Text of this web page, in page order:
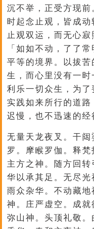
沉不举，正受方现
时起念止观，皆成
止观双运，而无心
「如如不动，了了
平等的境界。以拔苦
生，而心里没有一
利乐一切众生，为
实践如来所行的道路
迟慢，也不迅速的经
无量天龙夜叉。干
罗。摩睺罗伽。释梵
主方之神。随方回
华以承其足。无尽光
雨众杂华。不动藏
神。庄严虚空。成
弥山神。头顶礼敬